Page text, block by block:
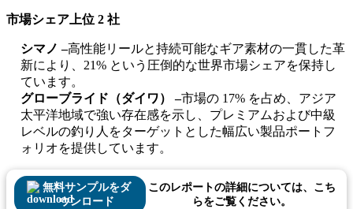
市場シェア上位 2 社
シマノ –高性能リールと持続可能なギア素材の一貫した革
新により、21% という圧倒的な世界市場シェアを保持し
ています。
グローブライド（ダイワ） –市場の 17% を占め、アジア
太平洋地域で強い存在感を示し、プレミアムおよび中級
レベルの釣り人をターゲットとした幅広い製品ポートフ
ォリオを提供しています。
無料サンプルをダ
ウンロード
このレポートの詳細については、こち
らをご覧ください。